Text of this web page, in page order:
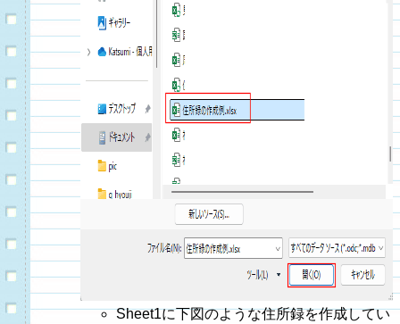
Sheet1に下図のような住所録を作成してい